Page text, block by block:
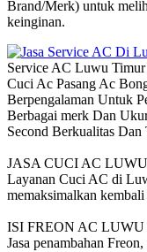
Brand/Merk) untuk
keinginan.
Service AC Luwu
Cuci Ac Pasang Ac
Berpengalaman Untuk
Berbagai merk Dan
Second Berkualitas
JASA CUCI AC
Layanan Cuci AC di
memaksimalkan
ISI FREON AC
Jasa penambahan